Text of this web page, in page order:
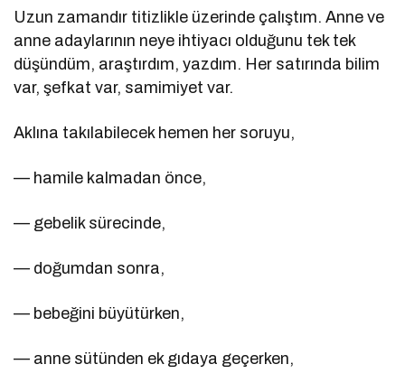
Uzun zamandır titizlikle üzerinde çalıştım. Anne ve
anne adaylarının neye ihtiyacı olduğunu tek tek
düşündüm, araştırdım, yazdım. Her satırında bilim
var, şefkat var, samimiyet var.
Aklına takılabilecek hemen her soruyu,
— hamile kalmadan önce,
— gebelik sürecinde,
— doğumdan sonra,
— bebeğini büyütürken,
— anne sütünden ek gıdaya geçerken,